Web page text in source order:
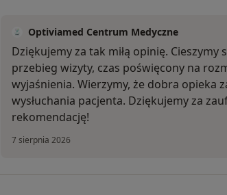
Optiviamed Centrum Medyczne
Dziękujemy za tak miłą opinię. Cieszymy
przebieg wizyty, czas poświęcony na
wyjaśnienia. Wierzymy, że dobra opieka
wysłuchania pacjenta. Dziękujemy za
rekomendację!
7 sierpnia 2026